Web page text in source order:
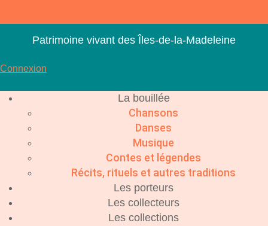
contenu
Patrimoine vivant des Îles-de-la-Madeleine
Connexion
La bouillée
Chansons
Danses
Musique
Contes et légendes
Récits, rituels et autres traditions
Les porteurs
Les collecteurs
Les collections